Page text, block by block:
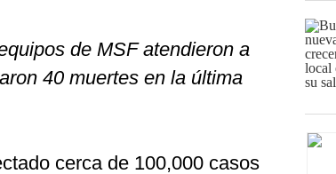
de MSF atendieron a
40 muertes en la última
cerca de 100,000 casos